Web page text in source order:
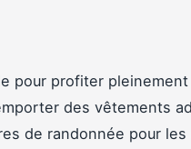
pour profiter
des vêtements
de randonnée pour